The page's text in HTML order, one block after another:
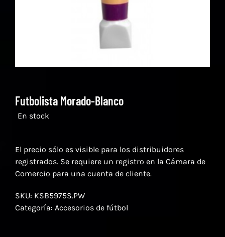
Futbolista Morado-Blanco
En stock
El precio sólo es visible para los distribuidores
registrados. Se requiere un registro en la Cámara de
Comercio para una cuenta de cliente.
SKU: KSB5975S.PW
Categoría: Accesorios de fútbol